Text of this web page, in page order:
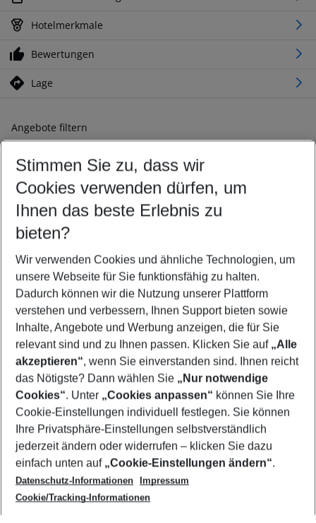
Hotelmerkmale
Bewertungen
Lage
Angebote filtern
Ändern Sie Ihre Kriterien nach Ihren Wünschen
Abflughafen wählen
Beliebiger Abflughafen
Reisezeitraum wählen
09.08.26– 07.08.27 5-8 Nächte
2 Erwachsene Keine Kinder
Mehr Filter anzeigen
Footer
Footer navigation
Über uns
AGB
Cookie-Einstellungen ändern
Cookie-Richtlinie
Datenschutz
Service & Hilfe
Barrierefreies Reisen
Check-in
Folgen Sie uns
Stimmen Sie zu, dass wir
Cookies verwenden dürfen, um
Ihnen das beste Erlebnis zu
bieten?
Wir verwenden Cookies und ähnliche Technologien, um
unsere Webseite für Sie funktionsfähig zu halten.
Dadurch können wir die Nutzung unserer Plattform
verstehen und verbessern, Ihnen Support bieten sowie
Inhalte, Angebote und Werbung anzeigen, die für Sie
relevant sind und zu Ihnen passen. Klicken Sie auf „Alle
akzeptieren“, wenn Sie einverstanden sind. Ihnen reicht
das Nötigste? Dann wählen Sie „Nur notwendige
Cookies“. Unter „Cookies anpassen“ können Sie Ihre
Cookie-Einstellungen individuell festlegen. Sie können
Ihre Privatsphäre-Einstellungen selbstverständlich
jederzeit ändern oder widerrufen – klicken Sie dazu
einfach unten auf „Cookie-Einstellungen ändern“.
Datenschutz-Informationen
Impressum
Cookie/Tracking-Informationen